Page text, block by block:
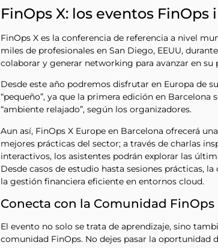
FinOps X: los eventos
FinOps X es la conferencia de referencia a nivel
miles de profesionales en San Diego, EEUU,
colaborar y generar networking para avanzar en su
Desde este año podremos disfrutar en Europa de
“pequeño”, ya que la primera edición en Barcelona
“ambiente relajado”, según los organizadores.
Aun así, FinOps X Europe en Barcelona ofrecerá
mejores prácticas del sector; a través de charlas
interactivos, los asistentes podrán explorar las
Desde casos de estudio hasta sesiones prácticas,
la gestión financiera eficiente en entornos cloud.
Conecta con la Comunidad FinOps
El evento no solo se trata de aprendizaje, sino
comunidad FinOps. No dejes pasar la oportunidad